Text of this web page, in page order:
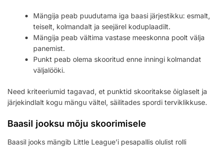
Mängija peab puudutama iga baasi järjestikku: esmalt,
teiselt, kolmandalt ja seejärel koduplaadilt.
Mängija peab vältima vastase meeskonna poolt välja
panemist.
Punkt peab olema skooritud enne inningi kolmandat
väljalööki.
Need kriteeriumid tagavad, et punktid skooritakse õiglaselt ja
järjekindlalt kogu mängu vältel, säilitades spordi terviklikkuse.
Baasil jooksu mõju skoorimisele
Baasil jooks mängib Little League’i pesapallis olulist rolli